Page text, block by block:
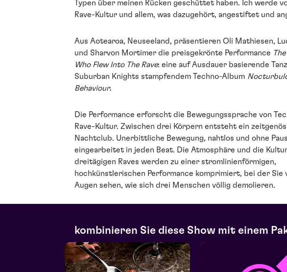
Typen über meinen Rücken geschüttet haben. Ich werde
Rave-Kultur und allem, was dazugehört, angestiftet und
Aus Aotearoa, Neuseeland, präsentieren Oli Mathiesen,
und Sharvon Mortimer die preisgekrönte Performance
Who Flew Into The Rave: eine auf Ausdauer basierende
Suburban Knights stampfendem Techno-Album
Behaviour.
Die Performance erforscht die Bewegungssprache von
Rave-Kultur. Zwischen drei Körpern entsteht ein
Nachtclub. Unerbittliche Bewegung, nahtlos und ohne
eingearbeitet in jeden Beat. Die Atmosphäre und die
dreitägigen Raves werden zu einer stromlinienförmigen,
hochkünstlerischen Performance komprimiert, bei der Sie
Augen sehen, wie sich drei Menschen völlig demolieren.
kombinieren Sie diese Show mit einem